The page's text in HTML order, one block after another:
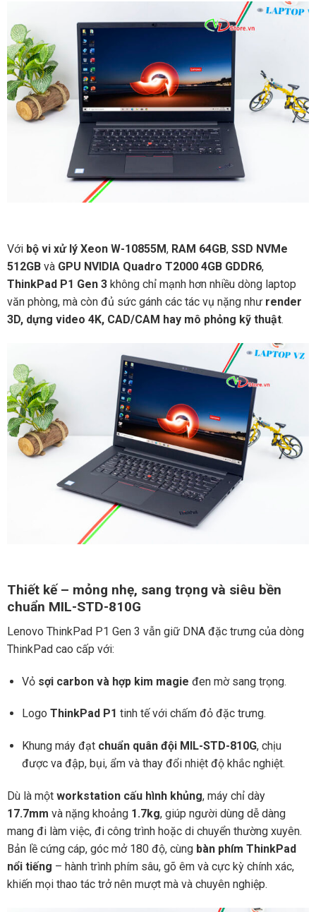
Với bộ vi xử lý Xeon W-10855M, RAM 64GB, SSD NVMe
512GBvà GPU NVIDIA Quadro T2000 4GB GDDR6,
ThinkPad P1 Gen 3không chỉ mạnh hơn nhiều dòng laptop
văn phòng, mà còn đủ sức gánh các tác vụ nặng như render
3D, dựng video 4K, CAD/CAM hay mô phỏng kỹ thuật.
Thiết kế – mỏng nhẹ, sang trọng và siêu bền
chuẩn MIL-STD-810G
Lenovo ThinkPad P1 Gen 3 vẫn giữ DNA đặc trưng của dòng
ThinkPad cao cấp với:
Vỏ sợi carbon và hợp kim magie đen mờ sang trọng.
Logo ThinkPad P1 tinh tế với chấm đỏ đặc trưng.
Khung máy đạt chuẩn quân đội MIL-STD-810G, chịu
được va đập, bụi, ẩm và thay đổi nhiệt độ khắc nghiệt.
Dù là một workstation cấu hình khủng, máy chỉ dày
17.7mm và nặng khoảng 1.7kg, giúp người dùng dễ dàng
mang đi làm việc, đi công trình hoặc di chuyển thường xuyên.
Bản lề cứng cáp, góc mở 180 độ, cùng bàn phím ThinkPad
nổi tiếng – hành trình phím sâu, gõ êm và cực kỳ chính xác,
khiến mọi thao tác trở nên mượt mà và chuyên nghiệp.